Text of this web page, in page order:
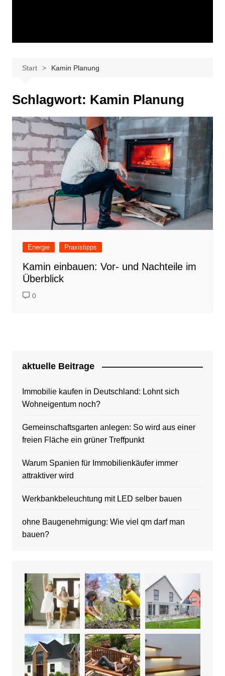
Start Kamin Planung
Schlagwort: Kamin Planung
Energie Praxistipps
Kamin einbauen: Vor- und Nachteile im
Überblick
0
aktuelle Beitrage
Immobilie kaufen in Deutschland: Lohnt sich
Wohneigentum noch?
Gemeinschaftsgarten anlegen: So wird aus einer
freien Fläche ein grüner Treffpunkt
Warum Spanien für Immobilienkäufer immer
attraktiver wird
Werkbankbeleuchtung mit LED selber bauen
ohne Baugenehmigung: Wie viel qm darf man
bauen?